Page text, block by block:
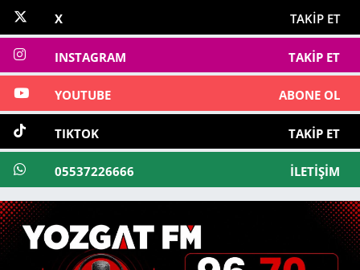
X TAKIP ET
INSTAGRAM TAKIP ET
YOUTUBE ABONE OL
TIKTOK TAKIP ET
05537226666 İLETIŞIM